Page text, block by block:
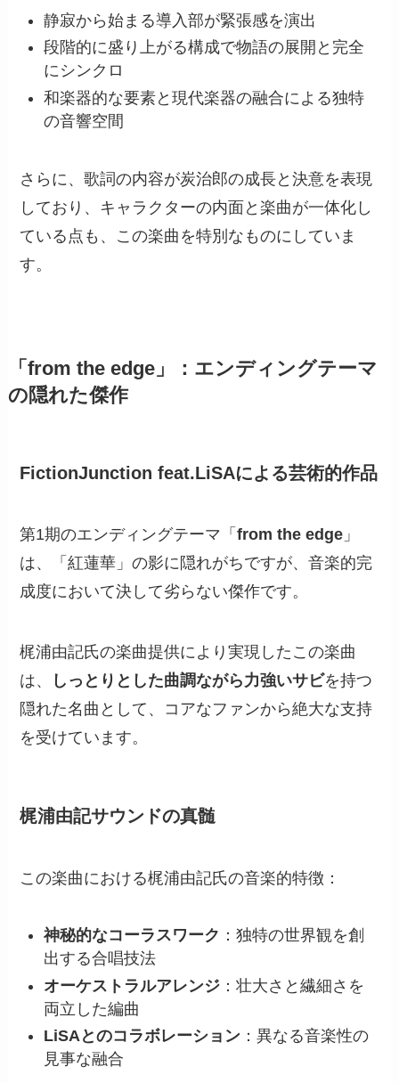
静寂から始まる導入部が緊張感を演出
段階的に盛り上がる構成で物語の展開と完全
にシンクロ
和楽器的な要素と現代楽器の融合による独特
の音響空間
さらに、歌詞の内容が炭治郎の成長と決意を表現
しており、キャラクターの内面と楽曲が一体化し
ている点も、この楽曲を特別なものにしていま
す。
「from the edge」：エンディングテーマ
の隠れた傑作
FictionJunction feat.LiSAによる芸術的作品
第1期のエンディングテーマ「from the edge 」
は、「紅蓮華」の影に隠れがちですが、音楽的完
成度において決して劣らない傑作です。
梶浦由記氏の楽曲提供により実現したこの楽曲
は、
しっとりとした曲調ながら力強いサビを持つ
隠れた名曲として、コアなファンから絶大な支持
を受けています。
梶浦由記サウンドの真髄
この楽曲における梶浦由記氏の音楽的特徴：
神秘的なコーラスワーク ：独特の世界観を創
出する合唱技法
オーケストラルアレンジ ：壮大さと繊細さを
両立した編曲
LiSAとのコラボレーション ：異なる音楽性の
見事な融合